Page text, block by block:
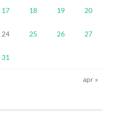
17 18 19 20
24 25 26 27
31
apr »